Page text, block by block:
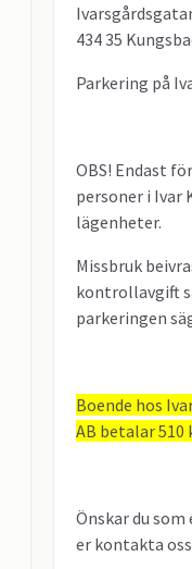
434 35
Parkering på
OBS! Endast
personer i Ivar
lägenheter.
Missbruk
kontrollavgift
parkeringen
Boende hos
AB betalar
Önskar du
er kontakta